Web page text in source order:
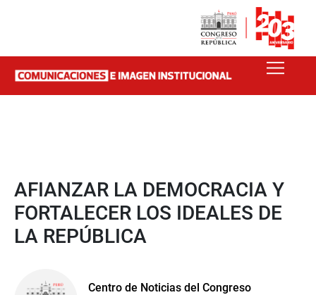
AFIANZAR LA DEMOCRACIA Y
FORTALECER LOS IDEALES DE
LA REPÚBLICA
Centro de Noticias del Congreso